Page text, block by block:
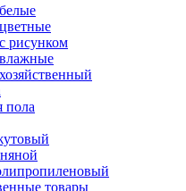
рисунком
пола
товары